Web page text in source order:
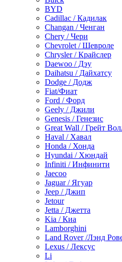
BYD
Cadillac / Кадилак
Changan / Ченган
Chery / Чери
Chevrolet / Шевроле
Chrysler / Крайслер
Daewoo / Дэу
Daihatsu / Дайхатсу
Dodge / Додж
Fiat/Фиат
Ford / Форд
Geely / Джили
Genesis / Генезис
Great Wall / Грейт
Haval / Хавал
Honda / Хонда
Hyundai / Хюндай
Infiniti / Инфинити
Jaecoo
Jaguar / Ягуар
Jeep / Джип
Jetour
Jetta / Джетта
Kia / Киа
Lamborghini
Land Rover /Лэнд
Lexus / Лексус
Li